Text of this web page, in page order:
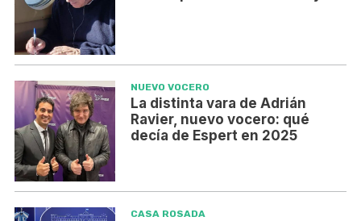
NUEVO VOCERO
La distinta vara de Adrián
Ravier, nuevo vocero: qué
decía de Espert en 2025
CASA ROSADA